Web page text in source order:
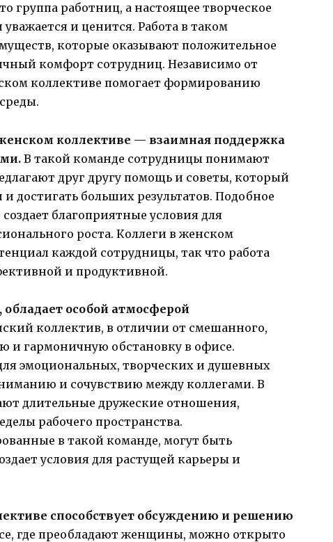
группа работниц, а настоящее творческое
и ценится. Работа в таком
которые оказывают положительное
комфорт сотрудниц. Независимо от
коллективе помогает формированию
коллективе — взаимная поддержка
В такой команде сотрудницы понимают
друг другу помощь и советы, который
достигать больших результатов. Подобное
благоприятные условия для
роста. Коллеги в женском
каждой сотрудницы, так что работа
и продуктивной.
особой атмосферой
коллектив, в отличии от смешанного,
и гармоничную обстановку в офисе.
эмоциональных, творческих и душевных
и сочувствию между коллегами. В
длительные дружеские отношения,
рабочего пространства.
в такой команде, могут быть
условия для растущей карьеры и
способствует обсуждению и решению
где преобладают женщины, можно открыто